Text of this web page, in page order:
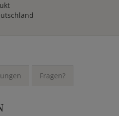
Fragen?